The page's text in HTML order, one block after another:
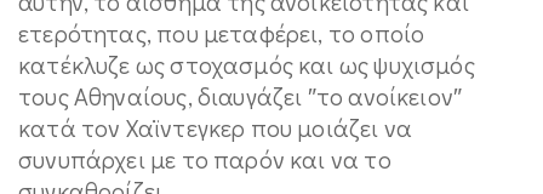
ετερότητας, που μεταφέρει, το οποίο
κατέκλυζε ως στοχασμός και ως ψυχισμός
τους Αθηναίους, διαυγάζει ″το ανοίκειον″
κατά τον Χαϊντεγκερ που μοιάζει να
συνυπάρχει με το παρόν και να το